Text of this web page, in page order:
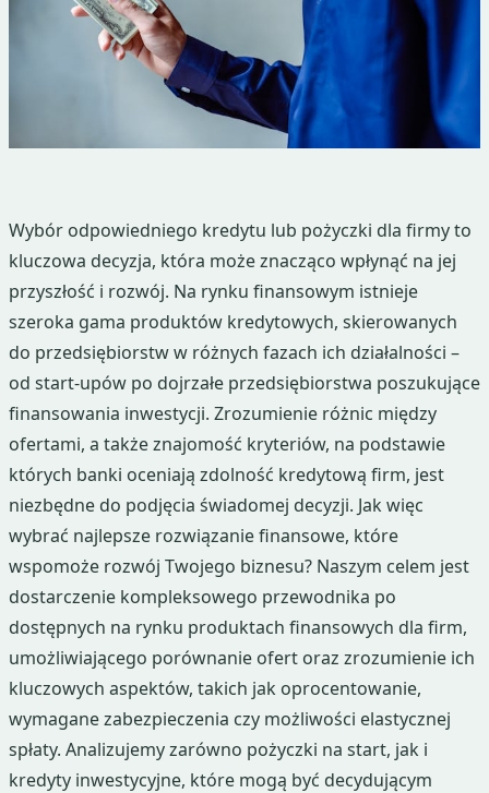
Wybór odpowiedniego kredytu lub pożyczki dla firmy to
kluczowa decyzja, która może znacząco wpłynąć na jej
przyszłość i rozwój. Na rynku finansowym istnieje
szeroka gama produktów kredytowych, skierowanych
do przedsiębiorstw w różnych fazach ich działalności –
od start-upów po dojrzałe przedsiębiorstwa poszukujące
finansowania inwestycji. Zrozumienie różnic między
ofertami, a także znajomość kryteriów, na podstawie
których banki oceniają zdolność kredytową firm, jest
niezbędne do podjęcia świadomej decyzji. Jak więc
wybrać najlepsze rozwiązanie finansowe, które
wspomoże rozwój Twojego biznesu? Naszym celem jest
dostarczenie kompleksowego przewodnika po
dostępnych na rynku produktach finansowych dla firm,
umożliwiającego porównanie ofert oraz zrozumienie ich
kluczowych aspektów, takich jak oprocentowanie,
wymagane zabezpieczenia czy możliwości elastycznej
spłaty. Analizujemy zarówno pożyczki na start, jak i
kredyty inwestycyjne, które mogą być decydującym